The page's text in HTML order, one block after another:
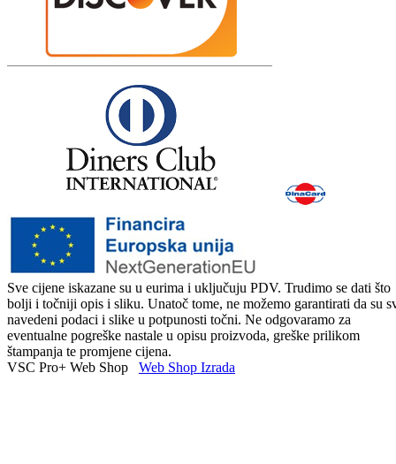
Sve cijene iskazane su u eurima i uključuju PDV. Trudimo se dati što
bolji i točniji opis i sliku. Unatoč tome, ne možemo garantirati da su
navedeni podaci i slike u potpunosti točni. Ne odgovaramo za
eventualne pogreške nastale u opisu proizvoda, greške prilikom
štampanja te promjene cijena.
VSC Pro+ Web Shop Web Shop Izrada